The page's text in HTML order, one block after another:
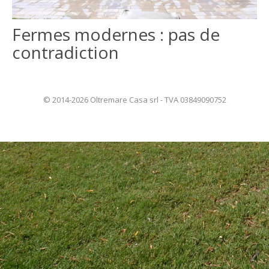
ENGLISH
Fermes modernes : pas de
contradiction
© 2014-2026 Oltremare Casa srl - TVA 03849090752